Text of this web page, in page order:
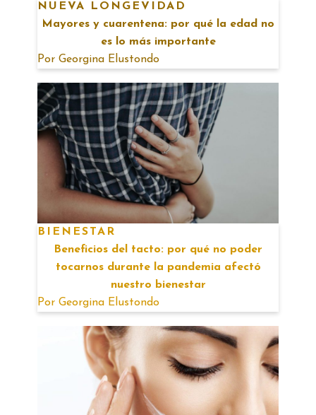
NUEVA LONGEVIDAD
Mayores y cuarentena: por qué la edad no
es lo más importante
Por Georgina Elustondo
BIENESTAR
Beneficios del tacto: por qué no poder
tocarnos durante la pandemia afectó
nuestro bienestar
Por Georgina Elustondo